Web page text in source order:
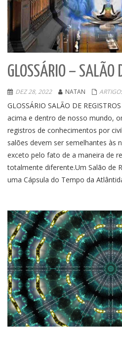
GLOSSÁRIO – SALÃO
DEZ 28, 2022 NATAN
GLOSSÁRIO SALÃO DE
acima e dentro de nosso mundo,
registros de conhecimentos por
salões devem ser semelhantes às
exceto pelo fato de a maneira de
totalmente diferente.Um Salão de
uma Cápsula do Tempo da